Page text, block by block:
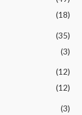
(18)
(35)
(3)
(12)
(12)
(3)